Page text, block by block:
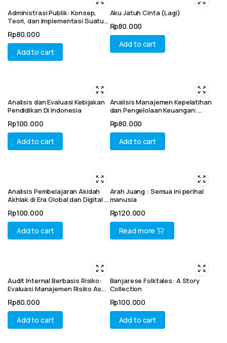
Administrasi Publik: Konsep,
Teori, dan Implementasi Suatu
Rp80.000
Add to cart
Aku Jatuh Cinta (Lagi)
Rp80.000
Add to cart
Analisis dan Evaluasi Kebijakan
Pendidikan Di Indonesia
Rp100.000
Add to cart
Analisis Manajemen Kepelatihan
dan Pengelolaan Keuangan:
Pembinaan Atlet Di Akademi
Bola Basket
Rp80.000
Add to cart
Analisis Pembelajaran Akidah
Akhlak di Era Global dan Digital :
Tantangan dan Inovasi
Pendidikan
Rp100.000
Add to cart
Arah Juang : Semua ini perihal
manusia
Rp120.000
Read more
Audit Internal Berbasis Risiko:
Evaluasi Manajemen Risiko Aset
Rp80.000
Add to cart
Banjarese Folktales: A Story
Collection
Rp100.000
Add to cart